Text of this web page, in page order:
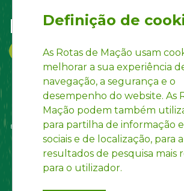
Follow us on:
Definição de
As Rotas de Mação usam
melhorar a sua experiência
navegação, a segurança e o
desempenho do website. As
Mação podem também
para partilha de informação
sociais e de localização, para
resultados de pesquisa mais
para o utilizador.